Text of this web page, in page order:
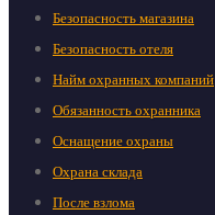
Безопасность магазина
Безопасность отеля
Найм охранных компаний
Обязанность охранника
Оснащение охраны
Охрана склада
После взлома